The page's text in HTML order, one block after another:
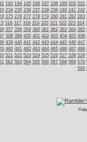
193 194 195 196 197 198 199 200 201
234 235 236 237 238 239 240 241 242
275 276 277 278 279 280 281 282 283
316 317 318 319 320 321 322 323 324
357 358 359 360 361 362 363 364 365
398 399 400 401 402 403 404 405 406
439 440 441 442 443 444 445 446 447
480 481 482 483 484 485 486 487 488
521 522 523 524 525 526 527 528 529
562 563 564 565 566 567 568 569 570
594